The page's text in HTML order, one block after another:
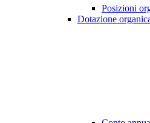
Posizioni
Dotazione